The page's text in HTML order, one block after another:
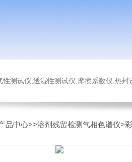
测试仪,透湿性测试仪,摩擦系数仪,热封试验仪,
品中心>>溶剂残留检测气相色谱仪>